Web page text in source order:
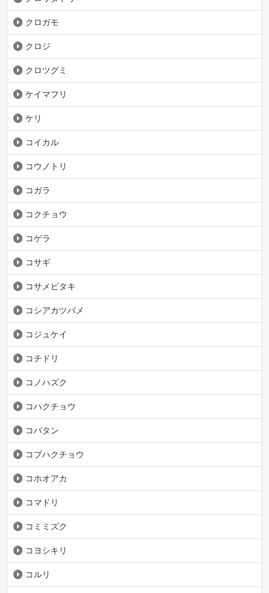
クロガモ
クロジ
クロツグミ
ケイマフリ
ケリ
コイカル
コウノトリ
コガラ
コクチョウ
コゲラ
コサギ
コサメビタキ
コシアカツバメ
コジュケイ
コチドリ
コノハズク
コハクチョウ
コバタン
コブハクチョウ
コホオアカ
コマドリ
コミミズク
コヨシキリ
コルリ